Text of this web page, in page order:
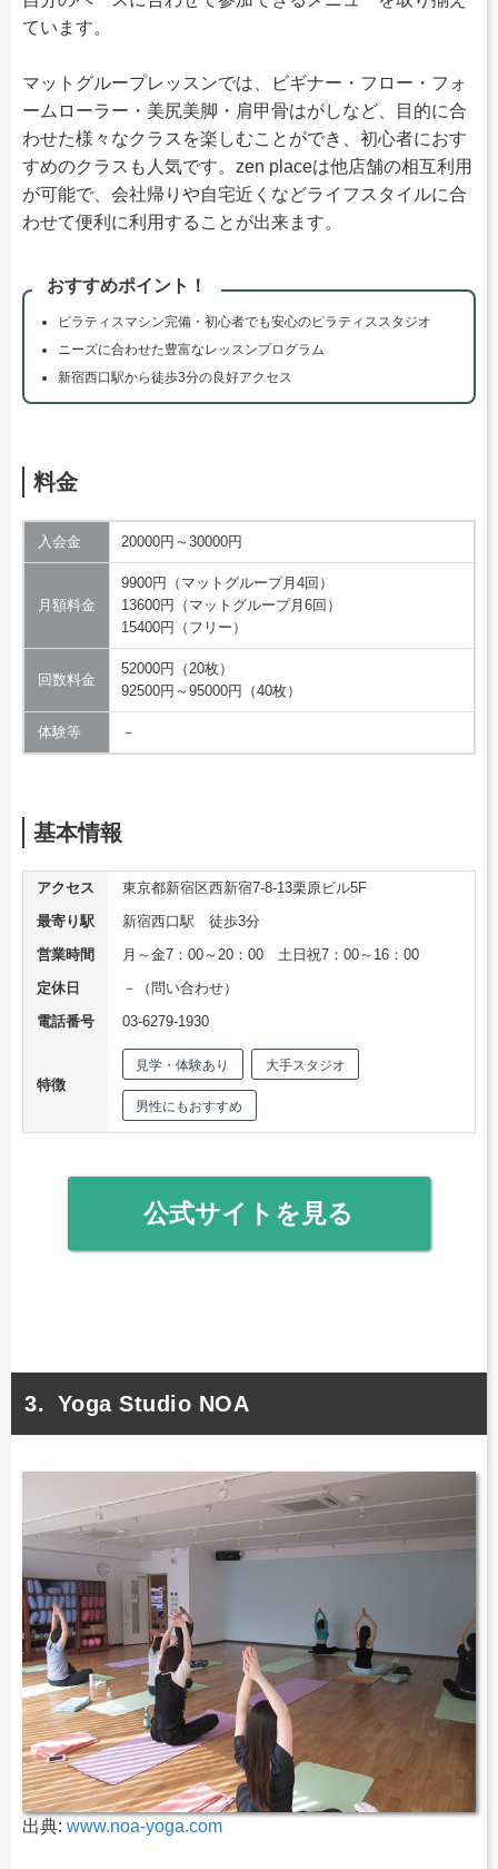
ています。
マットグループレッスンでは、ビギナー・フロー・フォ
ームローラー・美尻美脚・肩甲骨はがしなど、目的に合
わせた様々なクラスを楽しむことができ、初心者におす
すめのクラスも人気です。zen placeは他店舗の相互利用
が可能で、会社帰りや自宅近くなどライフスタイルに合
わせて便利に利用することが出来ます。
おすすめポイント！
ピラティスマシン完備・初心者でも安心のピラティススタジオ
ニーズに合わせた豊富なレッスンプログラム
新宿西口駅から徒歩3分の良好アクセス
料金
入会金 20000円～30000円
月額料金
9900円（マットグループ月4回）
13600円（マットグループ月6回）
15400円（フリー）
回数料金
52000円（20枚）
92500円～95000円（40枚）
体験等 －
基本情報
アクセス
東京都新宿区西新宿7-8-13栗原ビル5F
最寄り駅
新宿西口駅 徒歩3分
営業時間
月～金7：00～20：00 土日祝7：00～16：00
定休日
－（問い合わせ）
電話番号
03-6279-1930
特徴
見学・体験あり 大手スタジオ
男性にもおすすめ
公式サイトを見る
Yoga Studio NOA
出典: www.noa-yoga.com